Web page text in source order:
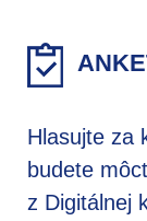
Hlasujte za
budete
z Digitálnej